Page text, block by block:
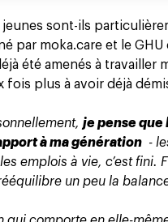
jeunes sont-ils
par moka.care et le
été amenés à travailler
plus à avoir déjà
je pense que
à ma génération -
emplois à vie, c’est fini.
un peu la